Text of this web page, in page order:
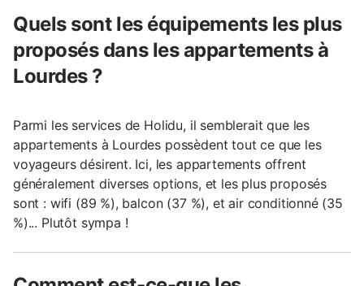
Quels sont les équipements les plus
proposés dans les appartements à
Lourdes ?
Parmi les services de Holidu, il semblerait que les
appartements à Lourdes possèdent tout ce que les
voyageurs désirent. Ici, les appartements offrent
généralement diverses options, et les plus proposés
sont : wifi (89 %), balcon (37 %), et air conditionné (35
%)... Plutôt sympa !